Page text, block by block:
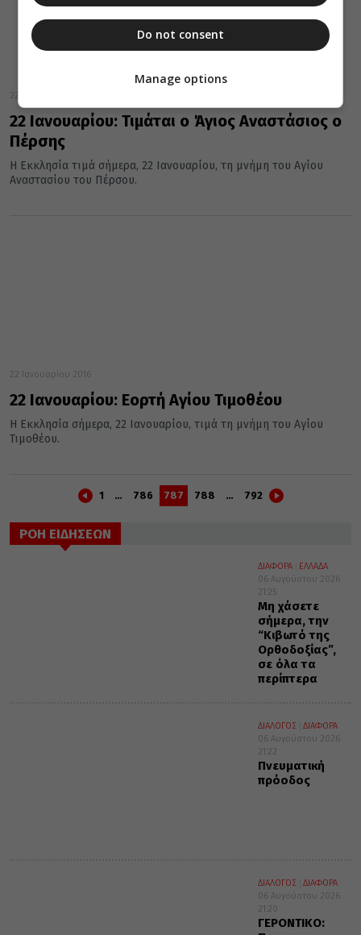
22 Ιανουαρίου 2016
22 Ιανουαρίου: Τιμάται ο Άγιος Αναστάσιος ο
Πέρσης
Η Εκκλησία τιμά σήμερα, 22 Ιανουαρίου, τη μνήμη του Αγίου
Αναστασίου του Πέρσου.
22 Ιανουαρίου 2016
22 Ιανουαρίου: Εορτή Αγίου Τιμοθέου
Η Εκκλησία σήμερα, 22 Ιανουαρίου, τιμά τη μνήμη του Αγίου
Τιμοθέου.
1 … 786 787 788 … 792
ΡΟΗ ΕΙΔΗΣΕΩΝ
ΔΙΑΦΟΡΑ
ΕΛΛΑΔΑ
06 Αυγούστου 2026
21:25
Μη χάσετε
σήμερα, την
“Κιβωτό της
Ορθοδοξίας”,
σε όλα τα
περίπτερα
ΔΙΑΛΟΓΟΣ
ΔΙΑΦΟΡΑ
06 Αυγούστου 2026
21:22
Πνευματική
πρόοδος
ΔΙΑΛΟΓΟΣ
ΔΙΑΦΟΡΑ
06 Αυγούστου 2026
21:20
ΓΕΡΟΝΤΙΚΟ:
Do not consent
Manage options